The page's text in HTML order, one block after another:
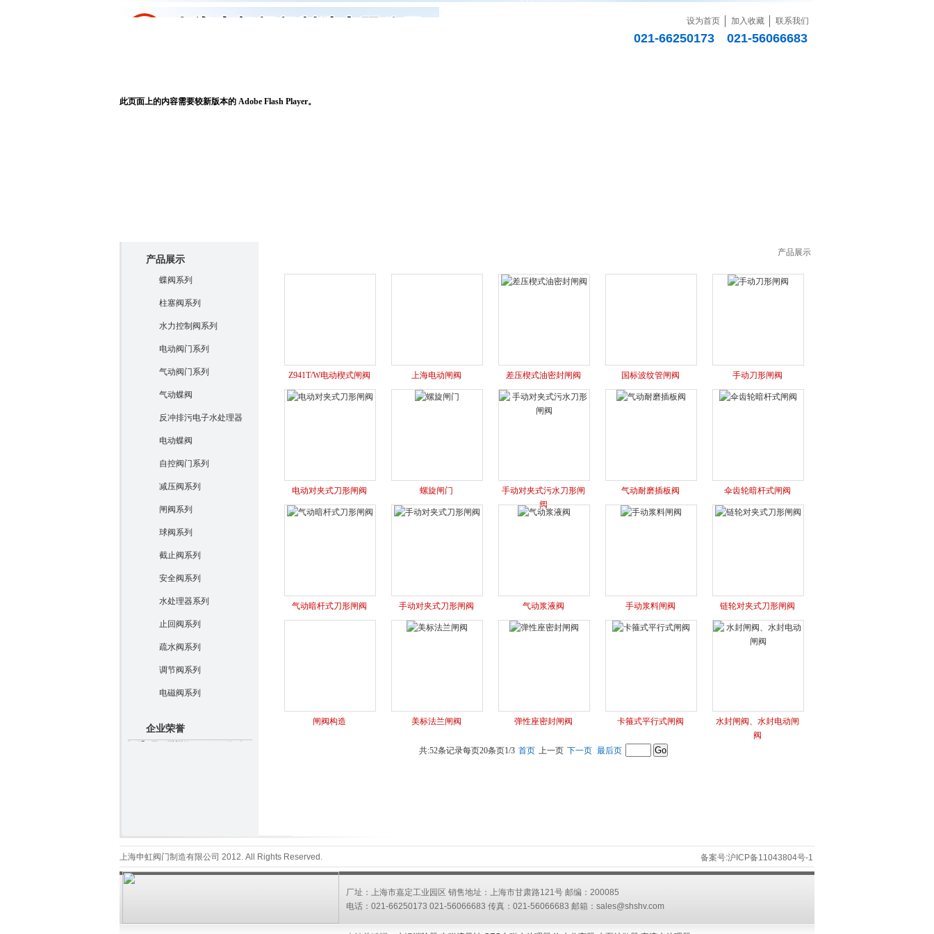
设为首页 加入收藏 联系我们
021-66250173 021-56066683
此页面上的内容需要较新版本的 Adobe Flash Player。
产品展示
蝶阀系列
柱塞阀系列
水力控制阀系列
电动阀门系列
气动阀门系列
气动蝶阀
反冲排污电子水处理器
电动蝶阀
自控阀门系列
减压阀系列
闸阀系列
球阀系列
截止阀系列
安全阀系列
水处理器系列
止回阀系列
疏水阀系列
调节阀系列
电磁阀系列
企业荣誉
产品展示
Z941T/W电动楔式闸阀 上海电动闸阀 差压楔式油密封闸阀 国标波纹管闸阀 手动刀形闸阀
电动对夹式刀形闸阀 螺旋闸门
手动对夹式污水刀形闸
阀
气动耐磨插板阀 伞齿轮暗杆式闸阀
气动暗杆式刀形闸阀 手动对夹式刀形闸阀 气动浆液阀 手动浆料闸阀 链轮对夹式刀形闸阀
闸阀构造 美标法兰闸阀 弹性座密封闸阀 卡箍式平行式闸阀
水封闸阀、水封电动闸
阀
共:52条记录每页20条页1/3 首页 上一页 下一页 最后页
上海申虹阀门制造有限公司 2012. All Rights Reserved. 备案号:沪ICP备11043804号-1
厂址：上海市嘉定工业园区 销售地址：上海市甘肃路121号 邮编：200085
电话：021-66250173 021-56066683 传真：021-56066683 邮箱： sales@shshv.com